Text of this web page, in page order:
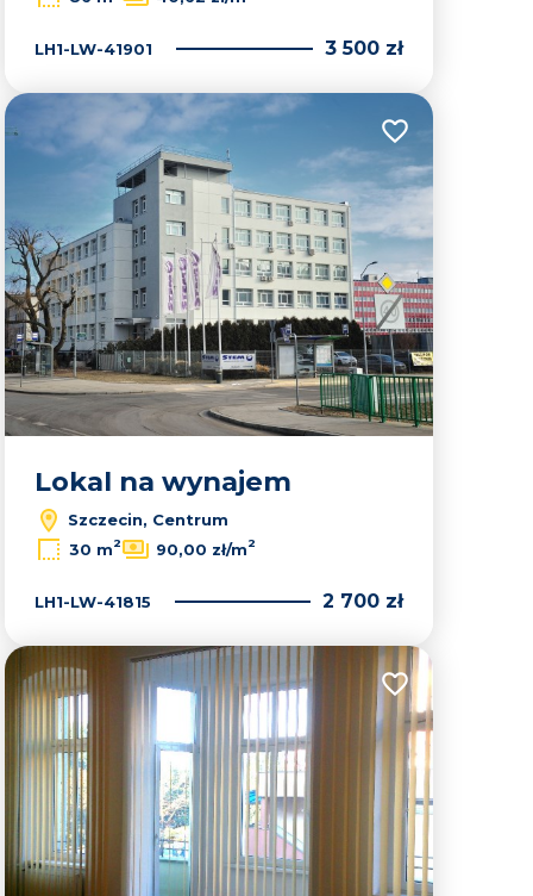
LH1-LW-41901 3 500 zł
Dodaj do
Lokal na wynajem
Szczecin, Centrum
30 m2 90,00 zł/m2
LH1-LW-41815 2 700 zł
Dodaj do